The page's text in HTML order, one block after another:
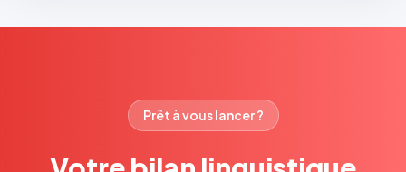
Prêt à vous lancer ?